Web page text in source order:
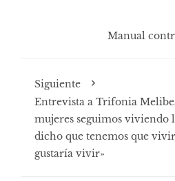
Manual
Siguiente
Entrevista a Trifonia
mujeres seguimos viviendo
dicho que tenemos que
gustaría vivir»